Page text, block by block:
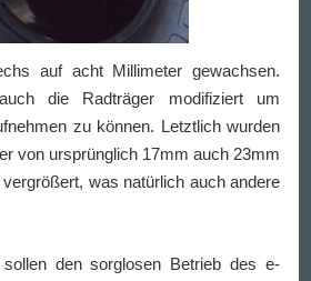
auf acht Millimeter gewachsen.
die Radträger modifiziert um
zu können. Letztlich wurden
von ursprünglich 17mm auch 23mm
was natürlich auch andere
sollen den sorglosen Betrieb des e-